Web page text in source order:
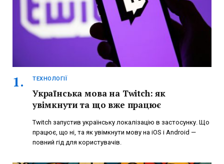
ТЕХНОЛОГІЇ
Українська мова на Twitch: як
увімкнути та що вже працює
Twitch запустив українську локалізацію в застосунку. Що
працює, що ні, та як увімкнути мову на iOS і Android —
повний гід для користувачів.